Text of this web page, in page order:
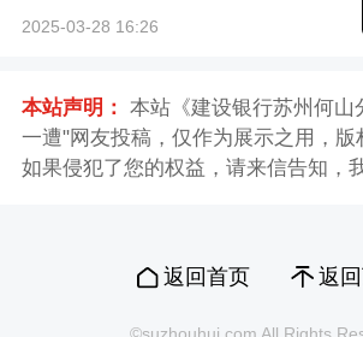
州站
2025-03-28 16:26
本站声明： 本站《建设银行苏州何山
一遭"网友投稿，仅作为展示之用，版
如果侵犯了您的权益，请来信告知，
返回首页 返
©suzhouhui.com All Rights